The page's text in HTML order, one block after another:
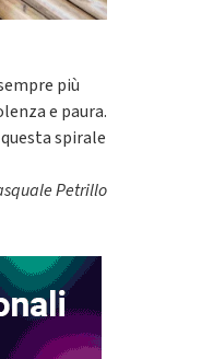
più
e paura.
spirale
Petrillo